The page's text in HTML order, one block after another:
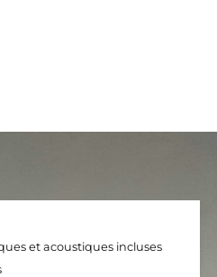
et acoustiques incluses